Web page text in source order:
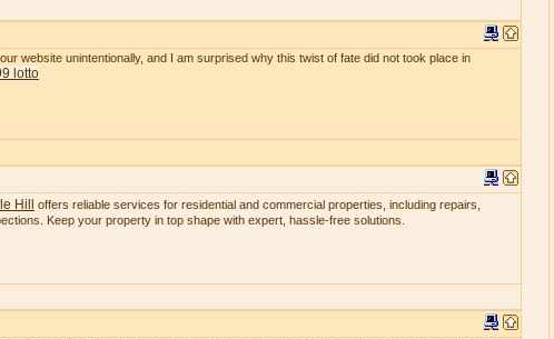
website unintentionally, and I am surprised why this twist of fate did not took place in
lotto
Hill
offers reliable services for residential and commercial properties, including repairs,
Keep your property in top shape with expert, hassle-free solutions.